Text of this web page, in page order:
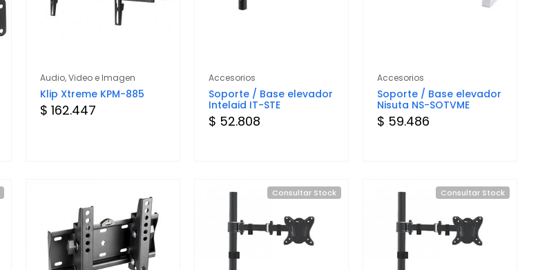
Audio, Video e Imagen
Klip Xtreme KPM-885
$ 162.447
Accesorios
Soporte / Base elevador
Intelaid IT-STE
$ 52.808
Accesorios
Soporte / Base elevador
Nisuta NS-SOTVME
$ 59.486
Consultar Stock Consultar Stock